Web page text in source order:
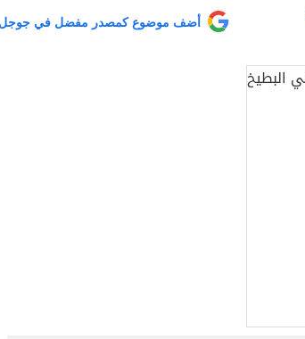
أضف موضوع كمصدر مفضل في جوجل